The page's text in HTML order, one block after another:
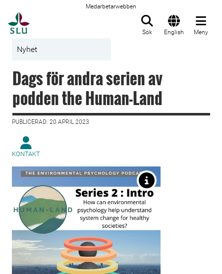
Medarbetarwebben
Sök English Meny
Nyhet
Dags för andra serien av
podden the Human-Land
PUBLICERAD: 20 APRIL 2023
KONTAKT